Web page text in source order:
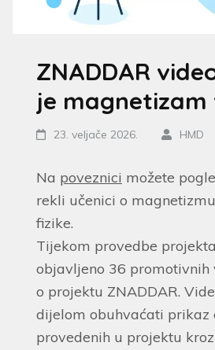
ZNADDAR
je magnetizam
23. veljače 2026. HMD
Na poveznici možete
rekli učenici o
fizike.
Tijekom provedbe
objavljeno 36 promotivnih
o projektu ZNADDAR.
dijelom obuhvaćati prikaz
provedenih u projektu